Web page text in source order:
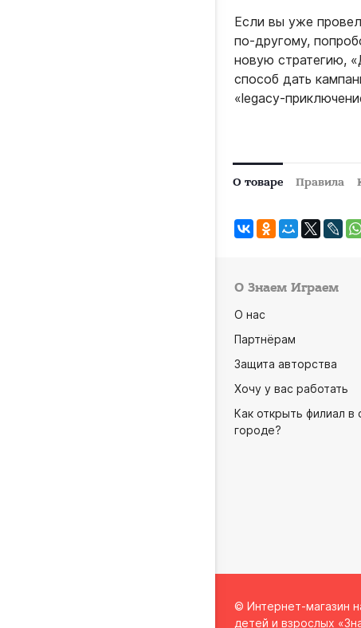
Если вы уже
по‑другому,
новую стратегию,
способ дать
О товаре Правила
О Знаем Играем
О нас
Партнёрам
Защита авторства
Хочу у вас работать
Как открыть филиал в
городе?
© Интернет-магазин
детей и взрослых